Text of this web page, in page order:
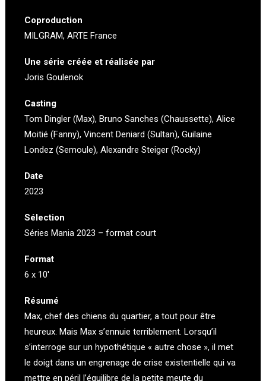
Coproduction
MILGRAM, ARTE France
Une série créée et réalisée par
Joris Goulenok
Casting
Tom Dingler (Max), Bruno Sanches (Chaussette), Alice
Moitié (Fanny), Vincent Deniard (Sultan), Guilaine
Londez (Semoule), Alexandre Steiger (Rocky)
Date
2023
Sélection
Séries Mania 2023 – format court
Format
6 x 10′
Résumé
Max, chef des chiens du quartier, a tout pour être
heureux. Mais Max s’ennuie terriblement. Lorsqu’il
s’interroge sur un hypothétique « autre chose », il met
le doigt dans un engrenage de crise existentielle qui va
mettre en péril l’équilibre de la petite meute du